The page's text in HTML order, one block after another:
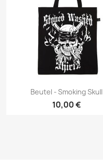
 Vorschau
Beutel - Smoking Skull
10,00 €